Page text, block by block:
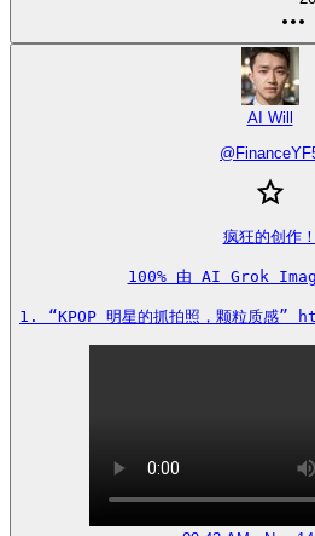
AI Will
@
疯狂的创作！
100% 由 AI Grok
1. “KPOP 明星的抓拍照，颗粒质感